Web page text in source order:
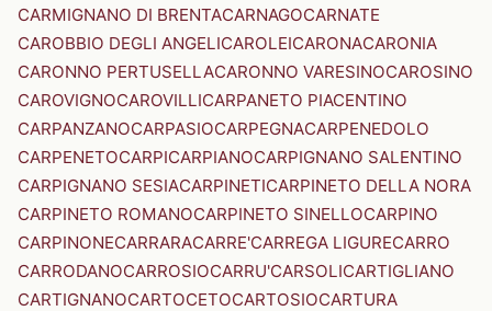
CARMIGNANO DI BRENTACARNAGOCARNATE
CAROBBIO DEGLI ANGELICAROLEICARONACARONIA
CARONNO PERTUSELLACARONNO VARESINOCAROSINO
CAROVIGNOCAROVILLICARPANETO PIACENTINO
CARPANZANOCARPASIOCARPEGNACARPENEDOLO
CARPENETOCARPICARPIANOCARPIGNANO SALENTINO
CARPIGNANO SESIACARPINETICARPINETO DELLA NORA
CARPINETO ROMANOCARPINETO SINELLOCARPINO
CARPINONECARRARACARRE'CARREGA LIGURECARRO
CARRODANOCARROSIOCARRU'CARSOLICARTIGLIANO
CARTIGNANOCARTOCETOCARTOSIOCARTURA